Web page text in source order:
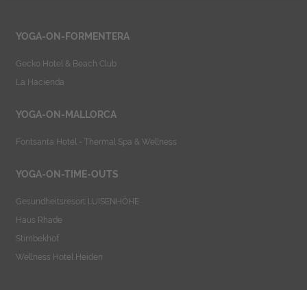
YOGA-ON-FORMENTERA
Gecko Hotel & Beach Club
La Hacienda
YOGA-ON-MALLORCA
Fontsanta Hotel - Thermal Spa & Wellness
YOGA-ON-TIME-OUTS
Gesundheitsresort LUISENHÖHE
Haus Rhade
Stimbekhof
Wellness Hotel Heiden